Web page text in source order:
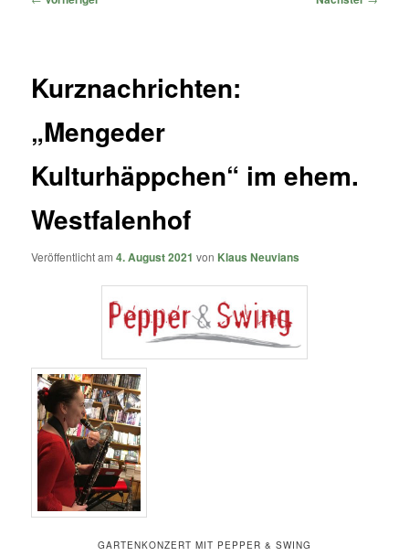
Kurznachrichten:
„Mengeder
Kulturhäppchen“ im ehem.
Westfalenhof
Veröffentlicht am4. August 2021 von Klaus Neuvians
GARTENKONZERT MIT PEPPER & SWING